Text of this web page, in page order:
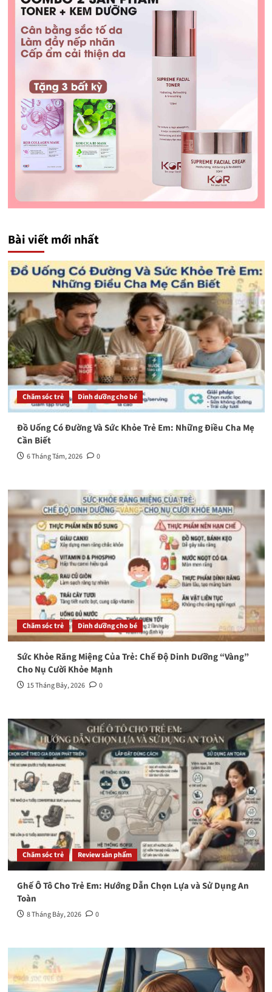
Bài viết mới nhất
Chăm sóc trẻ Dinh dưỡng cho bé
Đồ Uống Có Đường Và Sức Khỏe Trẻ Em: Những Điều Cha Mẹ
Cần Biết
6 Tháng Tám, 2026 0
Chăm sóc trẻ Dinh dưỡng cho bé
Sức Khỏe Răng Miệng Của Trẻ: Chế Độ Dinh Dưỡng “Vàng”
Cho Nụ Cười Khỏe Mạnh
15 Tháng Bảy, 2026 0
Chăm sóc trẻ Review sản phẩm
Ghế Ô Tô Cho Trẻ Em: Hướng Dẫn Chọn Lựa và Sử Dụng An
Toàn
8 Tháng Bảy, 2026 0